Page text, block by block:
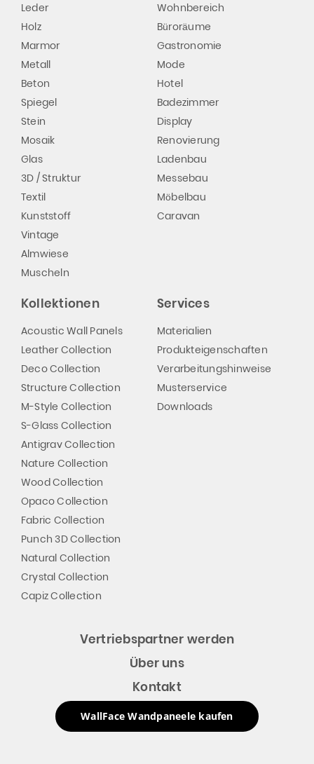
Leder
Holz
Marmor
Metall
Beton
Spiegel
Stein
Mosaik
Glas
3D / Struktur
Textil
Kunststoff
Vintage
Almwiese
Muscheln
Wohnbereich
Büroräume
Gastronomie
Mode
Hotel
Badezimmer
Display
Renovierung
Ladenbau
Messebau
Möbelbau
Caravan
Kollektionen
Acoustic Wall Panels
Leather Collection
Deco Collection
Structure Collection
M-Style Collection
S-Glass Collection
Antigrav Collection
Nature Collection
Wood Collection
Opaco Collection
Fabric Collection
Punch 3D Collection
Natural Collection
Crystal Collection
Capiz Collection
Services
Materialien
Produkteigenschaften
Verarbeitungshinweise
Musterservice
Downloads
Vertriebspartner werden
Über uns
Kontakt
WallFace Wandpaneele kaufen